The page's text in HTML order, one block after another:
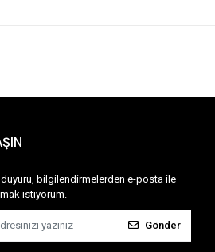
bilgilendirmelerden e-posta ile
istiyorum.
Gönder